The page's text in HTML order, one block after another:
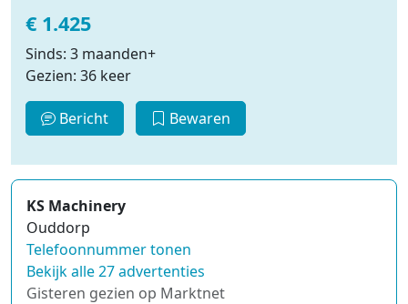
€ 1.425
Sinds: 3 maanden+
Gezien: 36 keer
Bericht Bewaren
KS Machinery
Ouddorp
Telefoonnummer tonen
Bekijk alle 27 advertenties
Gisteren gezien op Marktnet